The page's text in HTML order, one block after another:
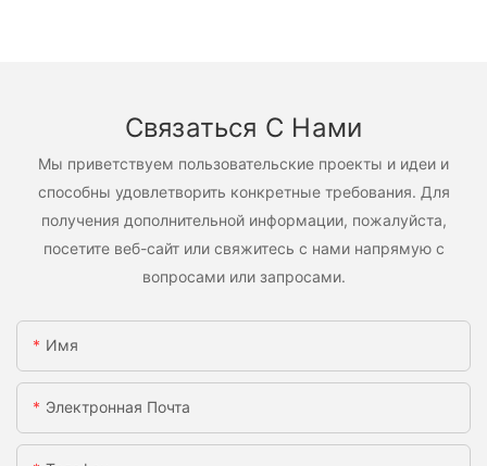
Связаться С Нами
Мы приветствуем пользовательские проекты и идеи и
способны удовлетворить конкретные требования. Для
получения дополнительной информации, пожалуйста,
посетите веб-сайт или свяжитесь с нами напрямую с
вопросами или запросами.
Имя
Электронная Почта